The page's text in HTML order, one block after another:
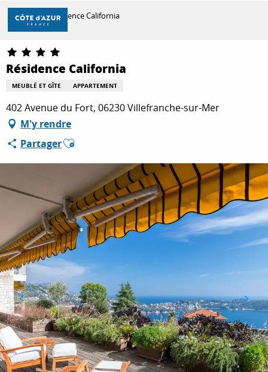
Aller
contenu
principal
DÉCOUVRIR
À FAIRE
SÉJOURNER
Accueil Résidence California
Résidence California
MEUBLÉ ET GÎTE APPARTEMENT
402 Avenue du Fort, 06230 Villefranche-sur-Mer
M'y rendre
PartagerAjouter aux favoris